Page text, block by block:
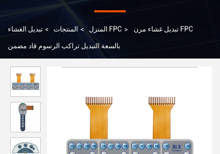
المنزل > المنتجات > تبديل الغشاء FPC > تبديل غشاء مرن FPC
بالسعة التبديل تراكب الرسوم قاد مضمن